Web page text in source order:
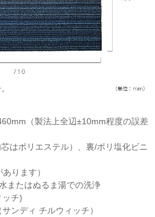
（製法上全辺±10mm程度の誤差
はポリエステル）、裏/ポリ塩化ビニ
ります）
またはぬるま湯での洗浄
ッチ)
ンディ チルウィッチ）